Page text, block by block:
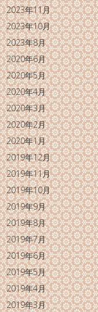
2023年11月
2023年10月
2023年8月
2020年6月
2020年5月
2020年4月
2020年3月
2020年2月
2020年1月
2019年12月
2019年11月
2019年10月
2019年9月
2019年8月
2019年7月
2019年6月
2019年5月
2019年4月
2019年3月